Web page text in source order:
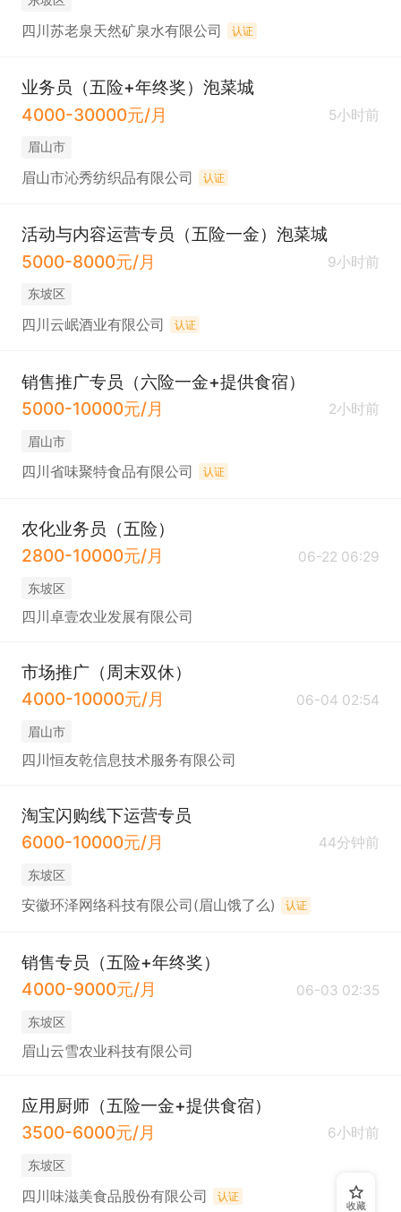
四川苏老泉天然矿泉水有限公司 认证
业务员（五险+年终奖）泡菜城
4000-30000元/月
5小时前
眉山市
眉山市沁秀纺织品有限公司 认证
活动与内容运营专员（五险一金）泡菜城
5000-8000元/月
9小时前
东坡区
四川云岷酒业有限公司 认证
销售推广专员（六险一金+提供食宿）
5000-10000元/月
2小时前
眉山市
四川省味聚特食品有限公司 认证
农化业务员（五险）
2800-10000元/月
06-22 06:29
东坡区
四川卓壹农业发展有限公司
市场推广（周末双休）
4000-10000元/月
06-04 02:54
眉山市
四川恒友乾信息技术服务有限公司
淘宝闪购线下运营专员
6000-10000元/月
44分钟前
东坡区
安徽环泽网络科技有限公司(眉山饿了么) 认证
销售专员（五险+年终奖）
4000-9000元/月
06-03 02:35
东坡区
眉山云雪农业科技有限公司
应用厨师（五险一金+提供食宿）
3500-6000元/月
6小时前
东坡区
四川味滋美食品股份有限公司 认证
收藏